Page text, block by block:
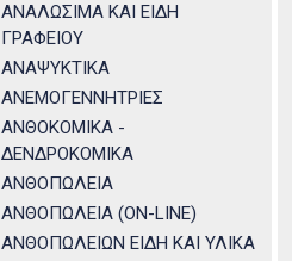
ΑΝΑΛΩΣΙΜΑ ΚΑΙ ΕΙΔΗ
ΓΡΑΦΕΙΟΥ
ΑΝΑΨΥΚΤΙΚΑ
ΑΝΕΜΟΓΕΝΝΗΤΡΙΕΣ
ΑΝΘΟΚΟΜΙΚΑ -
ΔΕΝΔΡΟΚΟΜΙΚΑ
ΑΝΘΟΠΩΛΕΙΑ
ΑΝΘΟΠΩΛΕΙΑ (ON-LINE)
ΑΝΘΟΠΩΛΕΙΩΝ ΕΙΔΗ ΚΑΙ ΥΛΙΚΑ